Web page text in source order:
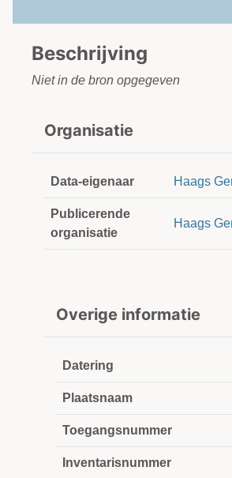
Beschrijving
Niet in de bron opgegeven
Organisatie
Data-eigenaar Haags
Publicerende
organisatie
Haags
Overige informatie
Datering
Plaatsnaam
Toegangsnummer
Inventarisnummer